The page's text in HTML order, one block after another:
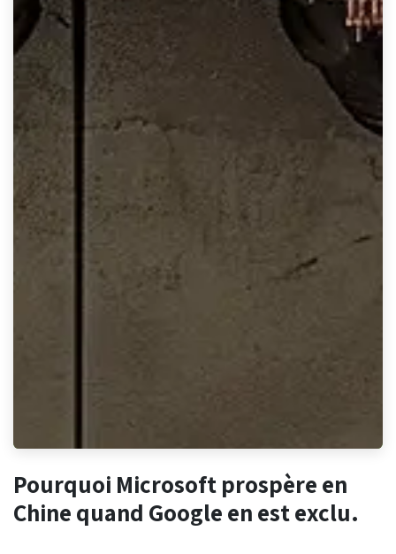
Pourquoi Microsoft prospère en
Chine quand Google en est exclu.